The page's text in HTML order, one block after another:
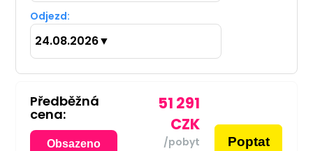
Odjezd:
24.08.2026▼
Předběžná
cena:
Obsazeno
51 291
CZK
/pobyt Poptat